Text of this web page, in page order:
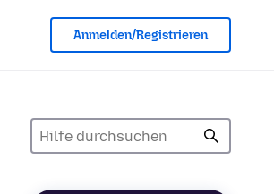
Anmelden/Registrieren